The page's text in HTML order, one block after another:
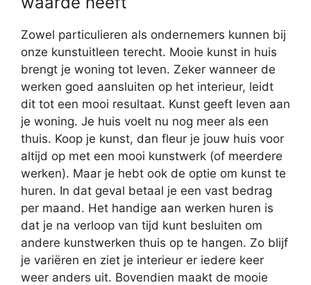
Zowel particulieren als ondernemers kunnen bij
onze kunstuitleen terecht. Mooie kunst in huis
brengt je woning tot leven. Zeker wanneer de
werken goed aansluiten op het interieur, leidt
dit tot een mooi resultaat. Kunst geeft leven aan
je woning. Je huis voelt nu nog meer als een
thuis. Koop je kunst, dan fleur je jouw huis voor
altijd op met een mooi kunstwerk (of meerdere
werken). Maar je hebt ook de optie om kunst te
huren. In dat geval betaal je een vast bedrag
per maand. Het handige aan werken huren is
dat je na verloop van tijd kunt besluiten om
andere kunstwerken thuis op te hangen. Zo blijf
je variëren en ziet je interieur er iedere keer
weer anders uit. Bovendien maakt de mooie